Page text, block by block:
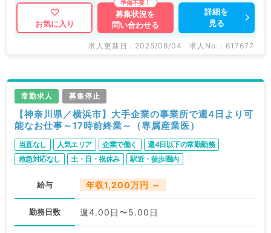
お気に入り
募集状況を
問い合わせる
詳細を
見る
求人更新日 : 2025/08/04 求人No. : 617677
常勤求人 募集停止
【神奈川県／横浜市】大手企業の事業所で週4日より可
能なお仕事～17時前終業～（専属産業医）
当直なし 人気エリア 企業で働く
週4日以下の常勤勤務
救急対応なし
土・日・祝休み 駅近・徒歩圏内
給与 年収1,200万円 ～
勤務日数 週4.00日〜5.00日